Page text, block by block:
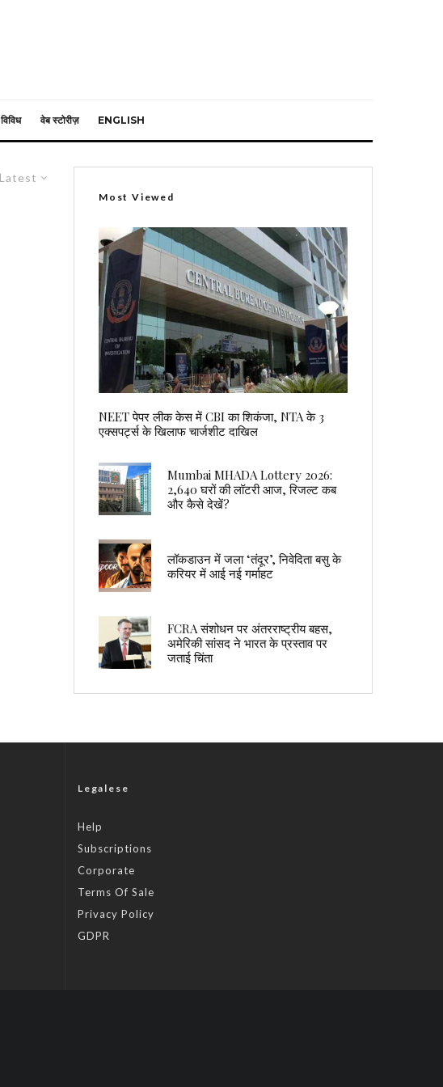
विविध वेब स्टोरीज़ ENGLISH
Latest
Most Viewed
NEET पेपर लीक केस में CBI का शिकंजा, NTA के 3
एक्सपर्ट्स के खिलाफ चार्जशीट दाखिल
Mumbai MHADA Lottery 2026:
2,640 घरों की लॉटरी आज, रिजल्ट कब
और कैसे देखें?
लॉकडाउन में जला ‘तंदूर’, निवेदिता बसु के
करियर में आई नई गर्माहट
FCRA संशोधन पर अंतरराष्ट्रीय बहस,
अमेरिकी सांसद ने भारत के प्रस्ताव पर
जताई चिंता
Legalese
Help
Subscriptions
Corporate
Terms Of Sale
Privacy Policy
GDPR